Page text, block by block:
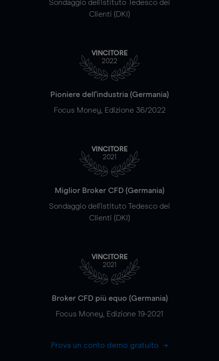
Sondaggio dell'Istituto Tedesco dei
Clienti (DKI)
VINCITORE
2022
Pioniere dell'industria (Germania)
Focus Money, Edizione 36/2022
VINCITORE
2021
Miglior Broker CFD (Germania)
Sondaggio dell'Istituto Tedesco dei
Clienti (DKI)
VINCITORE
2021
Broker CFD più equo (Germania)
Focus Money, Edizione 19-2021
Prova un conto demo gratuito